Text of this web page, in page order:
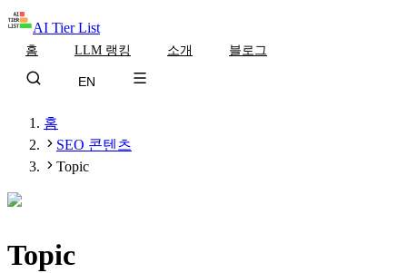
AI Tier List
홈 LLM 랭킹 소개 블로그
EN
홈
SEO 콘텐츠
Topic
Topic